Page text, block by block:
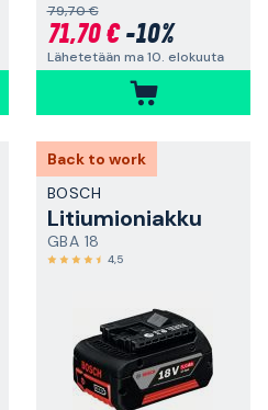
79,70 €
71,70 €-10%
Lähetetään ma 10. elokuuta
Back to work
BOSCH
Litiumioniakku
GBA 18
4,5